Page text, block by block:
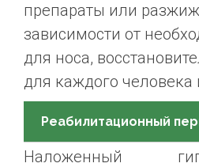
препараты или
зависимости от
для носа,
для каждого
Реабилитационный
Наложенный